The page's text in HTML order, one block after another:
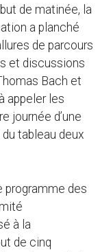
de matinée, la
a planché
de parcours
et discussions
Bach et
appeler les
journée d’une
tableau deux
programme des
à la
de cinq